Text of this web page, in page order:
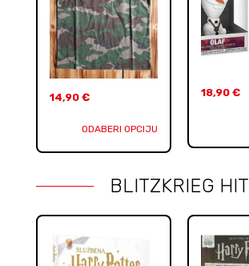
14,90 €
ODABERI OPCIJU
18,90 €
BLITZKRIEG HIT